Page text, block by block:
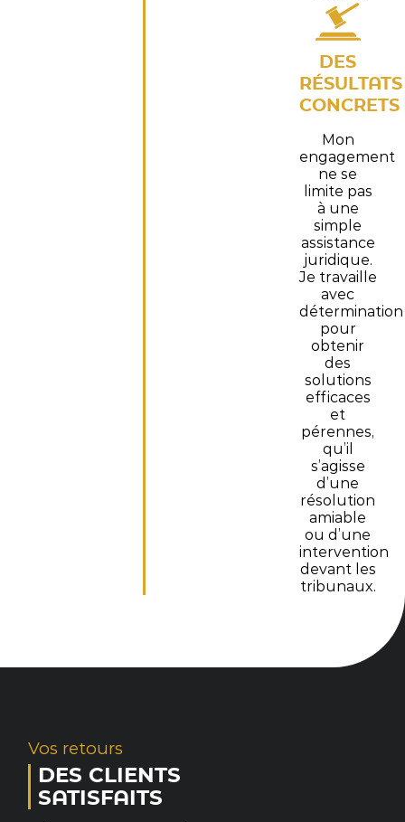
DES
RÉSULTATS
CONCRETS
Mon
engagement
ne se
limite pas
à une
simple
assistance
juridique.
Je travaille
avec
détermination
pour
obtenir
des
solutions
efficaces
et
pérennes,
qu’il
s’agisse
d’une
résolution
amiable
ou d’une
intervention
devant les
tribunaux.
Vos retours
DES CLIENTS
SATISFAITS